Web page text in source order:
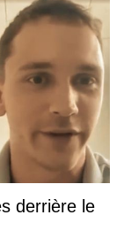
derrière le